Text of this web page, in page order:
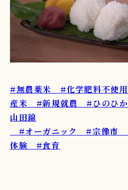
#無農薬米 #化学肥料不
産米 #新規就農 #ひのひ
山田錦
#オーガニック #宗像市
体験 #食育